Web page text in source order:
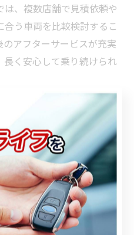
、複数店舗で見積依頼や
う車両を比較検討するこ
アフターサービスが充実
長く安心して乗り続けられ
によるオンライン相談や来
を解消しながら進めるのが
コミ評価や過去の購入事例
台を見極めましょう。
の年式バランス